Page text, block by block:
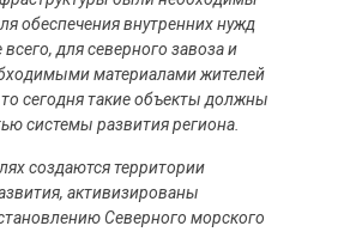
обеспечения внутренних нужд
для северного завоза и
материалами жителей
то сегодня такие объекты должны
системы развития региона.
создаются территории
активизированы
Северного морского